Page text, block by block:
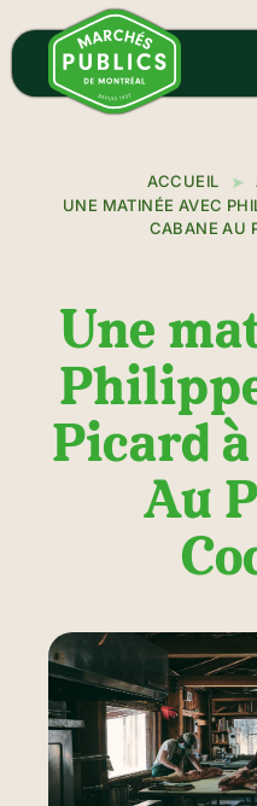
au
contenu
principal
ACCUEIL
UNE MATINÉE AVEC
CABANE AU
Une
Picard
Au